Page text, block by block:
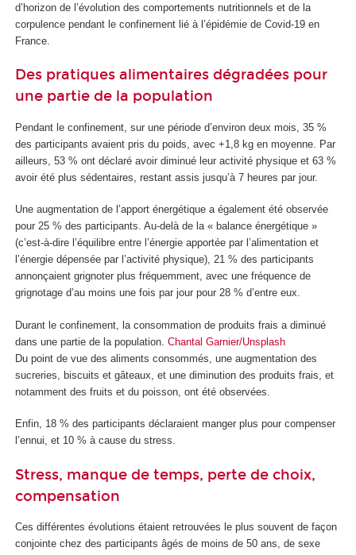
d’horizon de l’évolution des comportements nutritionnels et de la
corpulence pendant le confinement lié à l’épidémie de Covid-19 en
France.
Des pratiques alimentaires dégradées pour
une partie de la population
Pendant le confinement, sur une période d’environ deux mois, 35 %
des participants avaient pris du poids, avec +1,8 kg en moyenne. Par
ailleurs, 53 % ont déclaré avoir diminué leur activité physique et 63 %
avoir été plus sédentaires, restant assis jusqu’à 7 heures par jour.
Une augmentation de l’apport énergétique a également été observée
pour 25 % des participants. Au-delà de la « balance énergétique »
(c’est-à-dire l’équilibre entre l’énergie apportée par l’alimentation et
l’énergie dépensée par l’activité physique), 21 % des participants
annonçaient grignoter plus fréquemment, avec une fréquence de
grignotage d’au moins une fois par jour pour 28 % d’entre eux.
Durant le confinement, la consommation de produits frais a diminué
dans une partie de la population. Chantal Garnier/Unsplash
Du point de vue des aliments consommés, une augmentation des
sucreries, biscuits et gâteaux, et une diminution des produits frais, et
notamment des fruits et du poisson, ont été observées.
Enfin, 18 % des participants déclaraient manger plus pour compenser
l’ennui, et 10 % à cause du stress.
Stress, manque de temps, perte de choix,
compensation
Ces différentes évolutions étaient retrouvées le plus souvent de façon
conjointe chez des participants âgés de moins de 50 ans, de sexe